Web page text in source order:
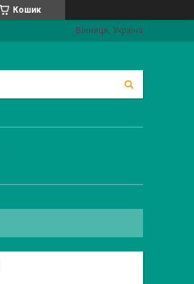
Кошик
Вінниця, Україна